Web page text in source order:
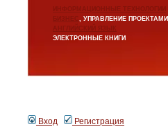
ИНФОРМАЦИОННЫЕ ТЕХНОЛОГИИ
БИЗНЕС, УПРАВЛЕНИЕ ПРОЕКТАМИ
АНГЛИЙСКИЙ ЯЗЫК
ЭЛЕКТРОННЫЕ КНИГИ
Вход
Регистрация